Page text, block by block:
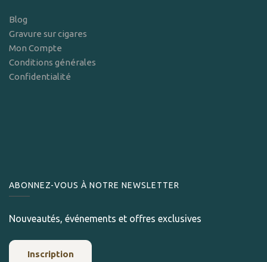
Blog
Gravure sur cigares
Mon Compte
Conditions générales
Confidentialité
ABONNEZ-VOUS À NOTRE NEWSLETTER
Nouveautés, événements et offres exclusives
Inscription